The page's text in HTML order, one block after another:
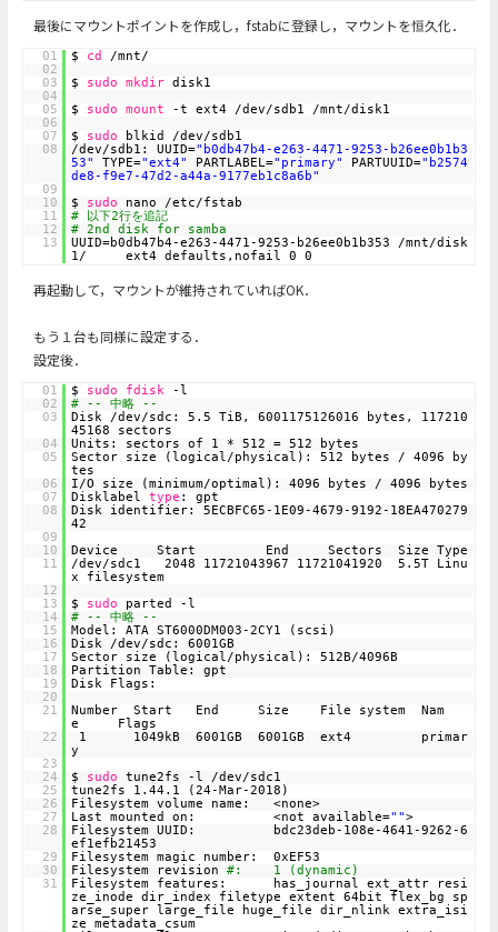
最後にマウントポイントを作成し，fstabに登録し，マウントを恒久化．
01 $ cd
/mnt/
02
03
$ sudo mkdir disk1
04
05
$ sudo mount
-t ext4 /dev/sdb1 /mnt/disk1
06
07
$ sudo
blkid /dev/sdb1
08
/dev/sdb1: UUID="b0db47b4-e263-4471-9253-b26ee0b1b3
53"
TYPE="ext4" PARTLABEL="primary" PARTUUID="b2574
de8-f9e7-47d2-a44a-9177eb1c8a6b"
09
10
$ sudo
nano /etc/fstab
11
# 以下2行を追記
12
# 2nd disk for samba
13
UUID=b0db47b4-e263-4471-9253-b26ee0b1b353 /mnt/disk
1/ ext4 defaults,nofail 0 0
再起動して，マウントが維持されていればOK．
もう１台も同様に設定する．
設定後．
01 $ sudo fdisk
-l
02
# -- 中略 --
03
Disk /dev/sdc: 5.5 TiB, 6001175126016 bytes, 117210
45168 sectors
04
Units: sectors of 1 * 512 = 512 bytes
05
Sector size (logical/physical): 512 bytes / 4096 by
tes
06
I/O size (minimum/optimal): 4096 bytes / 4096 bytes
07
Disklabeltype : gpt
08
Disk identifier: 5ECBFC65-1E09-4679-9192-18EA470279
42
09
10
Device Start End Sectors Size Type
11
/dev/sdc1 2048 11721043967 11721041920 5.5T Linu
x filesystem
12
13
$ sudo
parted -l
14
# -- 中略 --
15
Model: ATA ST6000DM003-2CY1 (scsi)
16
Disk /dev/sdc: 6001GB
17
Sector size (logical/physical): 512B/4096B
18
Partition Table: gpt
19
Disk Flags:
20
21
Number Start End Size File system Nam
e Flags
22
1 1049kB 6001GB 6001GB ext4 primar
y
23
24
$ sudo
tune2fs -l /dev/sdc1
25
tune2fs 1.44.1 (24-Mar-2018)
26
Filesystem volume name: <none>
27
Last mounted on: <not available="">
28
Filesystem UUID: bdc23deb-108e-4641-9262-6
ef1efb21453
29
Filesystem magic number: 0xEF53
30
Filesystem revision#: 1 (dynamic)
31
Filesystem features: has_journal ext_attr resi
ze_inode dir_index filetype extent 64bit flex_bg sp
arse_super large_file huge_file dir_nlink extra_isi
ze metadata_csum